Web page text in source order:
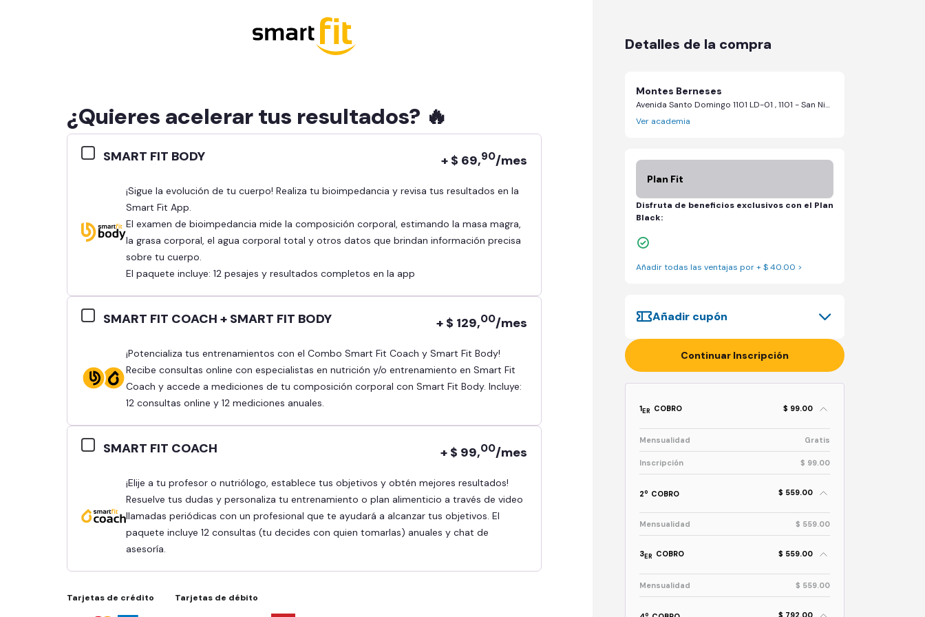
¿Quieres acelerar tus resultados? 🔥
SMART FIT BODY + $ 69,90/mes
¡Sigue la evolución de tu cuerpo! Realiza tu bioimpedancia y revisa tus resultados en la
Smart Fit App.
El examen de bioimpedancia mide la composición corporal, estimando la masa magra,
la grasa corporal, el agua corporal total y otros datos que brindan información precisa
sobre tu cuerpo.
El paquete incluye: 12 pesajes y resultados completos en la app
SMART FIT COACH + SMART FIT BODY + $ 129,00/mes
¡Potencializa tus entrenamientos con el Combo Smart Fit Coach y Smart Fit Body!
Recibe consultas online con especialistas en nutrición y/o entrenamiento en Smart Fit
Coach y accede a mediciones de tu composición corporal con Smart Fit Body. Incluye:
12 consultas online y 12 mediciones anuales.
SMART FIT COACH + $ 99,00/mes
¡Elije a tu profesor o nutriólogo, establece tus objetivos y obtén mejores resultados!
Resuelve tus dudas y personaliza tu entrenamiento o plan alimenticio a través de video
llamadas periódicas con un profesional que te ayudará a alcanzar tus objetivos. El
paquete incluye 12 consultas (tu decides con quien tomarlas) anuales y chat de
asesoría.
Tarjetas de crédito Tarjetas de débito
Detalles de la compra
Montes Berneses
Avenida Santo Domingo 1101 LD-01 , 1101 - San Nicolás de los Garza, Nuevo León
Ver academia
Plan Fit
Disfruta de beneficios exclusivos con el Plan
Black:
Añadir todas las ventajas por + $ 40.00 >
Añadir cupón
Continuar Inscripción
1ER COBRO $ 99.00
Mensualidad Gratis
Inscripción $ 99.00
2o COBRO $ 559.00
Mensualidad $ 559.00
3ER COBRO $ 559.00
Mensualidad $ 559.00
o